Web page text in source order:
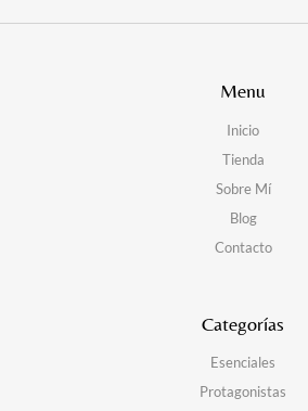
Menu
Inicio
Tienda
Sobre Mí
Blog
Contacto
Categorías
Esenciales
Protagonistas